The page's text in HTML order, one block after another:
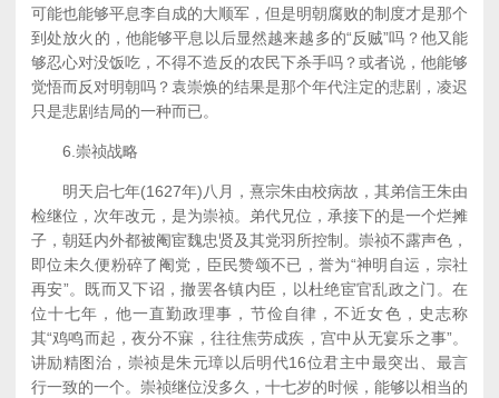
可能也能够平息李自成的大顺军，但是明朝腐败的制度才是那个
到处放火的，他能够平息以后显然越来越多的“反贼”吗？他又能
够忍心对没饭吃，不得不造反的农民下杀手吗？或者说，他能够
觉悟而反对明朝吗？袁崇焕的结果是那个年代注定的悲剧，凌迟
只是悲剧结局的一种而已。
6.崇祯战略
明天启七年(1627年)八月，熹宗朱由校病故，其弟信王朱由
检继位，次年改元，是为崇祯。弟代兄位，承接下的是一个烂摊
子，朝廷内外都被阉宦魏忠贤及其党羽所控制。崇祯不露声色，
即位未久便粉碎了阉党，臣民赞颂不已，誉为“神明自运，宗社
再安”。既而又下诏，撤罢各镇内臣，以杜绝宦官乱政之门。在
位十七年，他一直勤政理事，节俭自律，不近女色，史志称
其“鸡鸣而起，夜分不寐，往往焦劳成疾，宫中从无宴乐之事”。
讲励精图治，崇祯是朱元璋以后明代16位君主中最突出、最言
行一致的一个。崇祯继位没多久，十七岁的时候，能够以相当的